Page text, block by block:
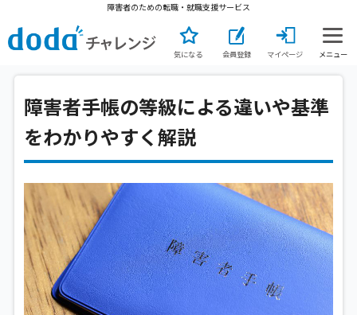
障害者のための転職・就職支援サービス
気になる 会員登録 マイページ メニュー
障害者手帳の等級による違いや基準
をわかりやすく解説